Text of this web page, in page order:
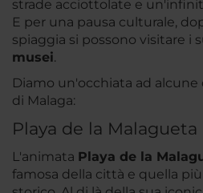
strade acciottolate e
E per una pausa culturale,
spiaggia si possono visitare i
musei.
Diamo un'occhiata ad
di Malaga:
Playa de la Malagueta
L'animata Playa de la
famosa della città e quella